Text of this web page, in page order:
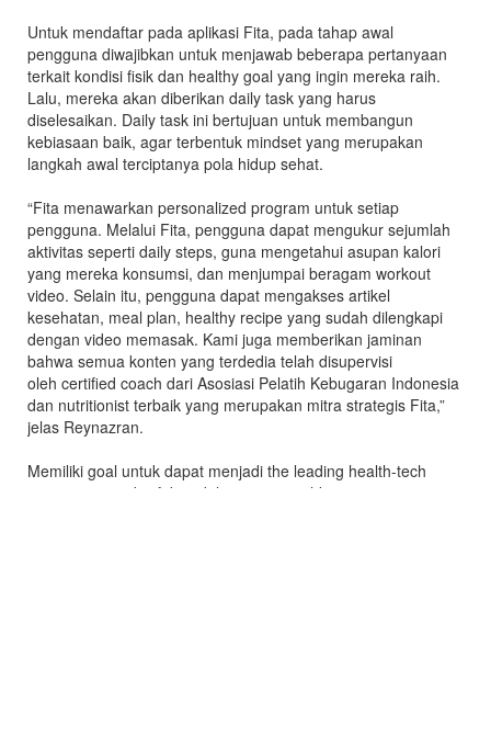
Untuk mendaftar pada aplikasi Fita, pada tahap awal
pengguna diwajibkan untuk menjawab beberapa pertanyaan
terkait kondisi fisik dan healthy goal yang ingin mereka raih.
Lalu, mereka akan diberikan daily task yang harus
diselesaikan. Daily task ini bertujuan untuk membangun
kebiasaan baik, agar terbentuk mindset yang merupakan
langkah awal terciptanya pola hidup sehat.
“Fita menawarkan personalized program untuk setiap
pengguna. Melalui Fita, pengguna dapat mengukur sejumlah
aktivitas seperti daily steps, guna mengetahui asupan kalori
yang mereka konsumsi, dan menjumpai beragam workout
video. Selain itu, pengguna dapat mengakses artikel
kesehatan, meal plan, healthy recipe yang sudah dilengkapi
dengan video memasak. Kami juga memberikan jaminan
bahwa semua konten yang terdedia telah disupervisi
oleh certified coach dari Asosiasi Pelatih Kebugaran Indonesia
dan nutritionist terbaik yang merupakan mitra strategis Fita,”
jelas Reynazran.
Memiliki goal untuk dapat menjadi the leading health-tech
company yang berfokus dalam menyuguhkan preventive